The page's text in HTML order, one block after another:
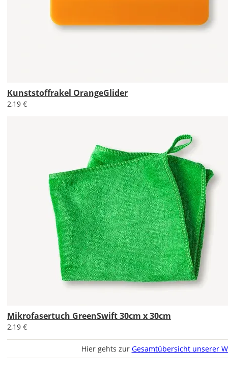
Di., 18.08. -
Sa., 22.08.
1,99 EUR
ohne
Produktionsaufschlag
Versandkosten 1,99
EUR
Priority
Fr., 14.08. - Di.,
CH
Kunststoffrakel OrangeGlider
2,19 €
Mikrofasertuch GreenSwift 30cm x 30cm
2,19 €
Hier gehts zur Gesamtübersicht unserer